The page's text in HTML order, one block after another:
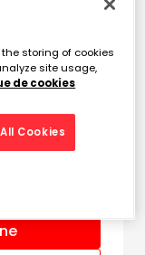
14:00 -
the storing of cookies
site usage,
de cookies
Cookies